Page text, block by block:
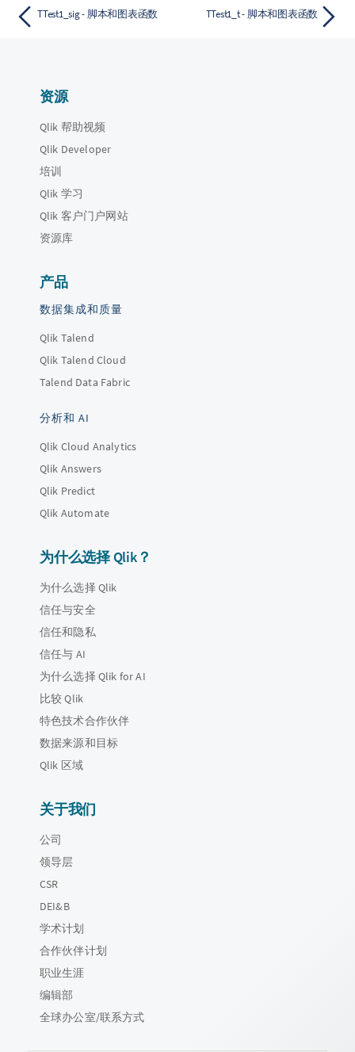
TTest1_sig - 脚本和图表函数 TTest1_t - 脚本和图表函数
资源
Qlik 帮助视频
Qlik Developer
培训
Qlik 学习
Qlik 客户门户网站
资源库
产品
数据集成和质量
Qlik Talend
Qlik Talend Cloud
Talend Data Fabric
分析和 AI
Qlik Cloud Analytics
Qlik Answers
Qlik Predict
Qlik Automate
为什么选择 Qlik？
为什么选择 Qlik
信任与安全
信任和隐私
信任与 AI
为什么选择 Qlik for AI
比较 Qlik
特色技术合作伙伴
数据来源和目标
Qlik 区域
关于我们
公司
领导层
CSR
DEI&B
学术计划
合作伙伴计划
职业生涯
编辑部
全球办公室/联系方式